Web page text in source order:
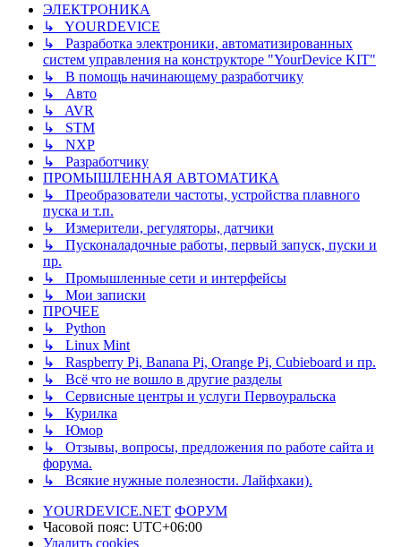
ЭЛЕКТРОНИКА
↳ YOURDEVICE
↳ Разработка электроники, автоматизированных
систем управления на конструкторе "YourDevice KIT"
↳ В помощь начинающему разработчику
↳ Авто
↳ AVR
↳ STM
↳ NXP
↳ Разработчику
ПРОМЫШЛЕННАЯ АВТОМАТИКА
↳ Преобразователи частоты, устройства плавного
пуска и т.п.
↳ Измерители, регуляторы, датчики
↳ Пусконаладочные работы, первый запуск, пуски и
пр.
↳ Промышленные сети и интерфейсы
↳ Мои записки
ПРОЧЕЕ
↳ Python
↳ Linux Mint
↳ Raspberry Pi, Banana Pi, Orange Pi, Cubieboard и пр.
↳ Всё что не вошло в другие разделы
↳ Сервисные центры и услуги Первоуральска
↳ Курилка
↳ Юмор
↳ Отзывы, вопросы, предложения по работе сайта и
форума.
↳ Всякие нужные полезности. Лайфхаки).
YOURDEVICE.NET ФОРУМ
Часовой пояс: UTC+06:00
Удалить cookies